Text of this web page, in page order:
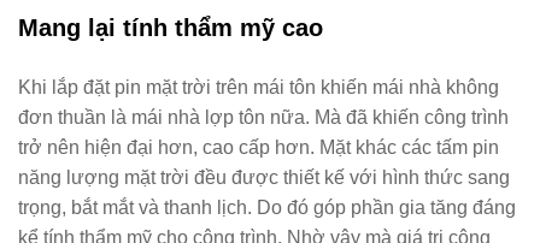
Mang lại tính thẩm mỹ cao
Khi lắp đặt pin mặt trời trên mái tôn khiến mái nhà không
đơn thuần là mái nhà lợp tôn nữa. Mà đã khiến công trình
trở nên hiện đại hơn, cao cấp hơn. Mặt khác các tấm pin
năng lượng mặt trời đều được thiết kế với hình thức sang
trọng, bắt mắt và thanh lịch. Do đó góp phần gia tăng đáng
kể tính thẩm mỹ cho công trình. Nhờ vậy mà giá trị công